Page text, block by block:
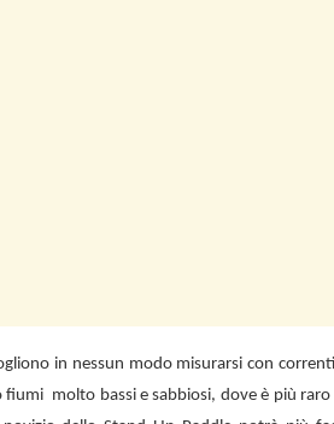
in nessun modo misurarsi con
fiumi molto bassi e sabbiosi, dove è più